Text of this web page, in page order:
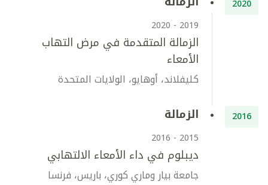
2020
2019 - 2020
الزمالة المتقدمة في مرض التهاب
الأمعاء
كليفلاند، أوهايو، الولايات المتحدة
2016 الزمالة
2015 - 2016
ديبلوم في داء الأمعاء الالتهابي
جامعة بيار وماري كوري، باريس، فرنسا